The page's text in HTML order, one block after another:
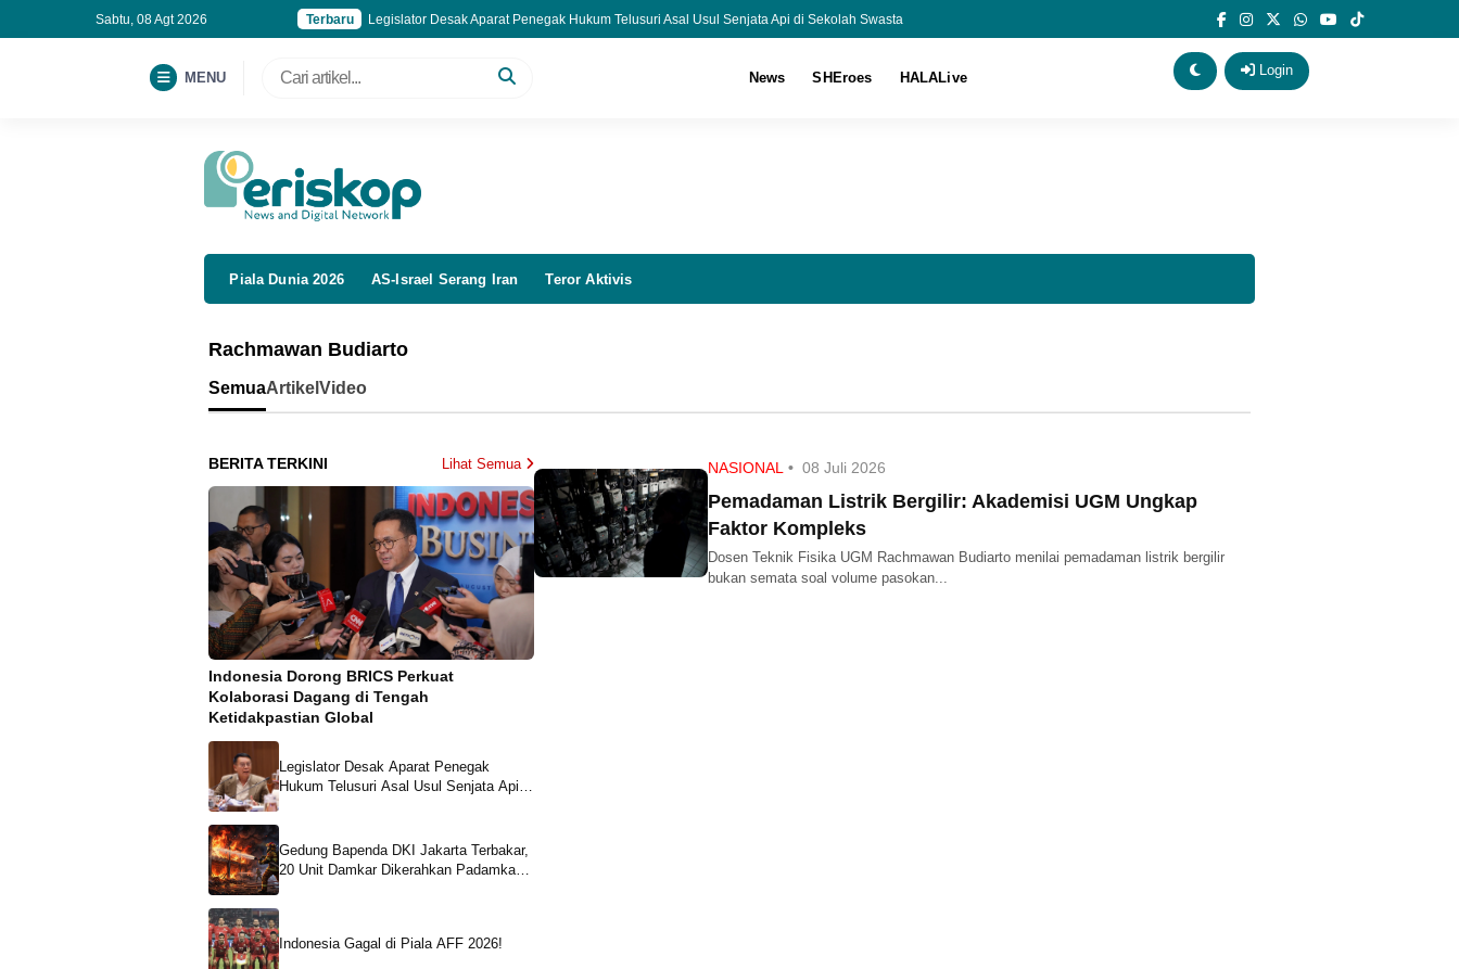
Sabtu, 08 Agt 2026 Terbaru
Legislator Desak Aparat Penegak Hukum Telusuri Asal Usul Senjata Api di Sekolah Swasta
Indonesia Gagal di Piala AFF 2026!
MENU News SHEroes HALALive
Login
Piala Dunia 2026 AS-Israel Serang Iran Teror Aktivis
Rachmawan Budiarto
SemuaArtikel Video
BERITA TERKINI Lihat Semua
Indonesia Dorong BRICS Perkuat
Kolaborasi Dagang di Tengah
Ketidakpastian Global
Legislator Desak Aparat Penegak
Hukum Telusuri Asal Usul Senjata Api di
Gedung Bapenda DKI Jakarta Terbakar,
20 Unit Damkar Dikerahkan Padamkan
Indonesia Gagal di Piala AFF 2026!
NASIONAL • 08 Juli 2026
Pemadaman Listrik Bergilir: Akademisi UGM Ungkap
Faktor Kompleks
Dosen Teknik Fisika UGM Rachmawan Budiarto menilai pemadaman listrik bergilir
bukan semata soal volume pasokan...